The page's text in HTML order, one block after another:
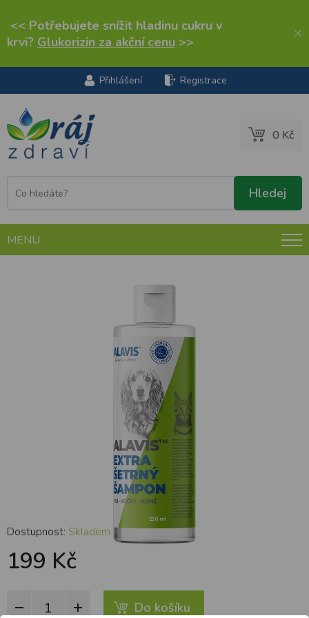
<< Potřebujete snížit hladinu cukru v
krvi? Glukorizin za akční cenu >> ×
Přihlášení Registrace
0 Kč
MENU
Alavis Extra Šetrný Šampon 250 ml
Dostupnost: Skladem
199 Kč
Do košíku